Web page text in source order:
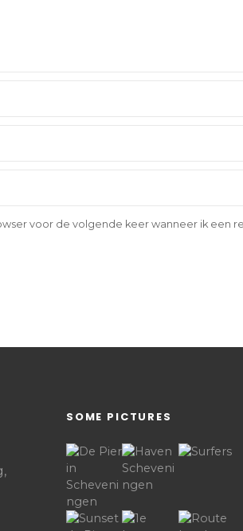
voor de volgende keer wanneer ik een
SOME PICTURES